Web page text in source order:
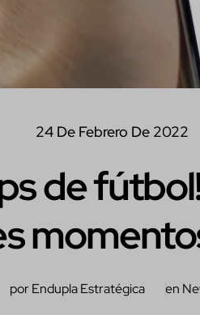
24 De Febrero De 2022
de
por Endupla Estratégica en